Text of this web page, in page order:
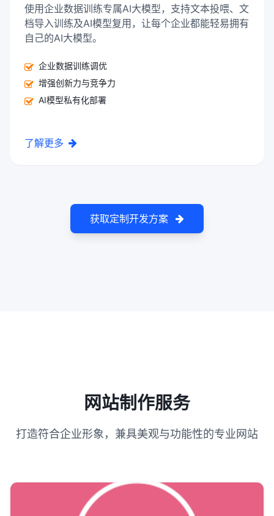
使用企业数据训练专属AI大模型，支持文本投喂、文
档导入训练及AI模型复用，让每个企业都能轻易拥有
自己的AI大模型。
企业数据训练调优
增强创新力与竞争力
AI模型私有化部署
了解更多
获取定制开发方案
网站制作服务
打造符合企业形象，兼具美观与功能性的专业网站